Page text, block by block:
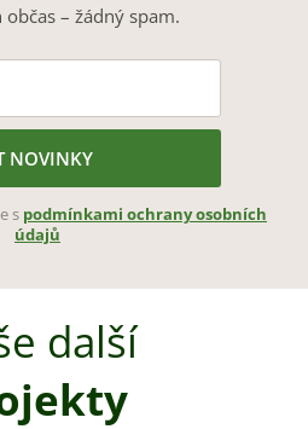
občas – žádný spam.
NOVINKY
s podmínkami ochrany osobních
údajů
další